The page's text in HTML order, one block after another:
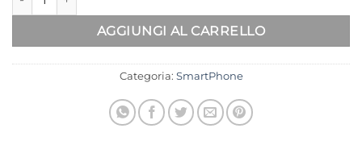
AGGIUNGI AL CARRELLO
Categoria: SmartPhone